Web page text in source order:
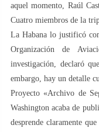
aquel momento, Raúl
Cuatro miembros de la
La Habana lo justificó
Organización de
investigación, declaró
embargo, hay un detalle
Proyecto «Archivo de
Washington acaba de
desprende claramente